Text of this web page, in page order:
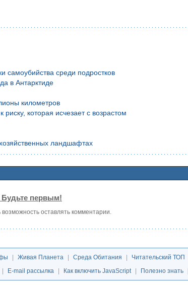
самоубийства среди подростков
в Антарктиде
километров
которая исчезает с возрастом
ландшафтах
Будьте первым!
возможность оставлять комментарии.
| Живая Планета | Среда Обитания | Читательский ТОП
| E-mail рассылка | Как включить JavaScript | Полезно знать